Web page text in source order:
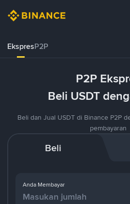
EkspresP2P
P2P
Beli USDT
Beli dan Jual USDT di Binance P2P
pembayaran
Beli
Anda Membayar